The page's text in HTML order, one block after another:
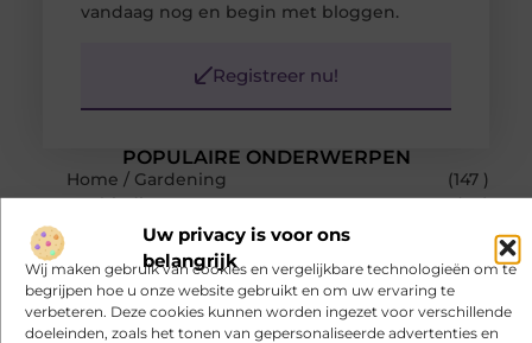
Uw privacy is voor ons
belangrijk
Wij maken gebruik van cookies en vergelijkbare technologieën om te
begrijpen hoe u onze website gebruikt en om uw ervaring te
verbeteren. Deze cookies kunnen worden ingezet voor verschillende
doeleinden, zoals het tonen van gepersonaliseerde advertenties en
POPULAIRE ONDERWERPEN
Home / Gardening
(147 )
Aanbiedingen
(81 )
Woning en Tuin
Winkelen
Dienstverlening
(17 )
RECENTE BERICHTEN
De juiste biljarttafel kiezen voor thuis of op de zaak
vandaag nog en begin met bloggen.
Registreer nu!